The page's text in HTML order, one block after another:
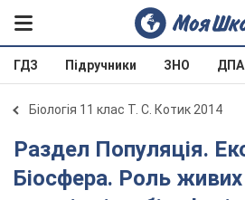
ГДЗ Підручники ЗНО ДПА
Біологія 11 клас Т. С. Котик 2014
Раздел Популяція. Екосистема.
Біосфера. Роль живих